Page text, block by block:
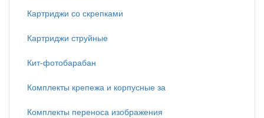
Картриджи со скрепками
Картриджи струйные
Кит-фотобарабан
Комплекты крепежа и корпусные за
Комплекты переноса изображения